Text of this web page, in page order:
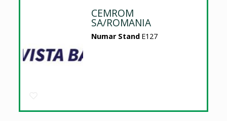
CEMROM
SA/ROMANIA
Numar Stand E127